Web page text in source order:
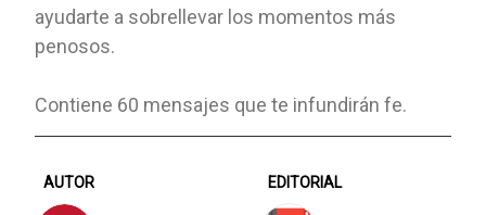
ayudarte a sobrellevar los momentos más
penosos.
Contiene 60 mensajes que te infundirán fe.
AUTOR EDITORIAL